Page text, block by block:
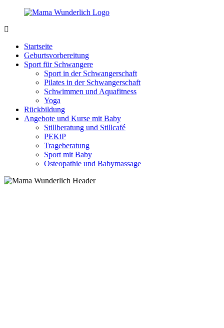
Zurück
Inhalt
sein
wunderbar!
Startseite
Geburtsvorbereitung
Sport für Schwangere
Sport in der Schwangerschaft
Pilates in der Schwangerschaft
Schwimmen und Aquafitness
Yoga
Rückbildung
Angebote und Kurse mit Baby
Stillberatung und Stillcafé
PEKiP
Trageberatung
Sport mit Baby
Osteopathie und Babymassage